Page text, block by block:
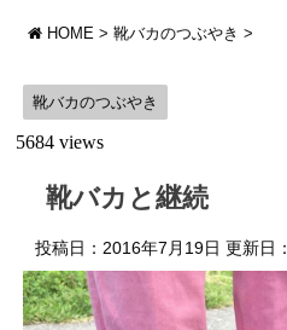
HOME > 靴バカのつぶやき >
靴バカのつぶやき
5684 views
靴バカと継続
投稿日：2016年7月19日 更新日：